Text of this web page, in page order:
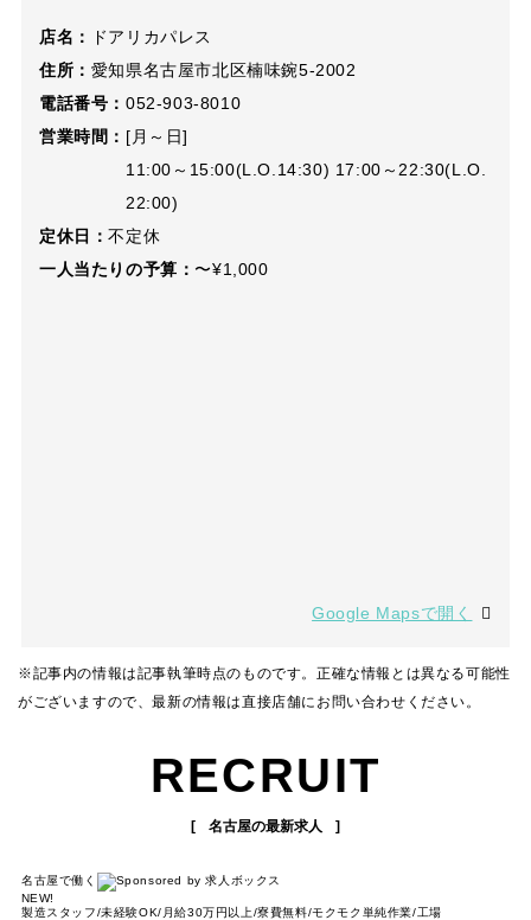
店名：
ドアリカパレス
住所： 愛知県名古屋市北区楠味鋺5-2002
電話番号： 052-903-8010
営業時間： [月～日]
11:00～15:00(L.O.14:30) 17:00～22:30(L.O.
22:00)
定休日：不定休
一人当たりの予算： 〜¥1,000
Google Mapsで開く
※記事内の情報は記事執筆時点のものです。正確な情報とは異なる可能性
がございますので、最新の情報は直接店舗にお問い合わせください。
RECRUIT
名古屋の最新求人
名古屋で働く
NEW!
製造スタッフ/未経験OK/月給30万円以上/寮費無料/モクモク単純作業/工場